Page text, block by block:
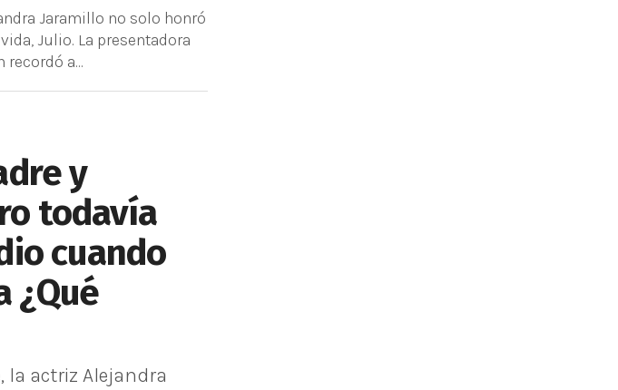
Jaramillo no solo honró
Julio. La presentadora
recordó a...
y
todavía
cuando
¿Qué
la actriz Alejandra